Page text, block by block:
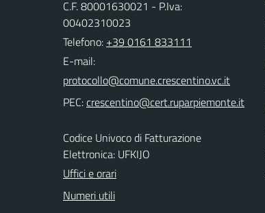
C.F. 80001630021 - P.Iva:
00402310023
Telefono: +39 0161 833111
E-mail:
PEC:
Codice Univoco di Fatturazione
Elettronica: UFKIJO
Uffici e orari
Numeri utili